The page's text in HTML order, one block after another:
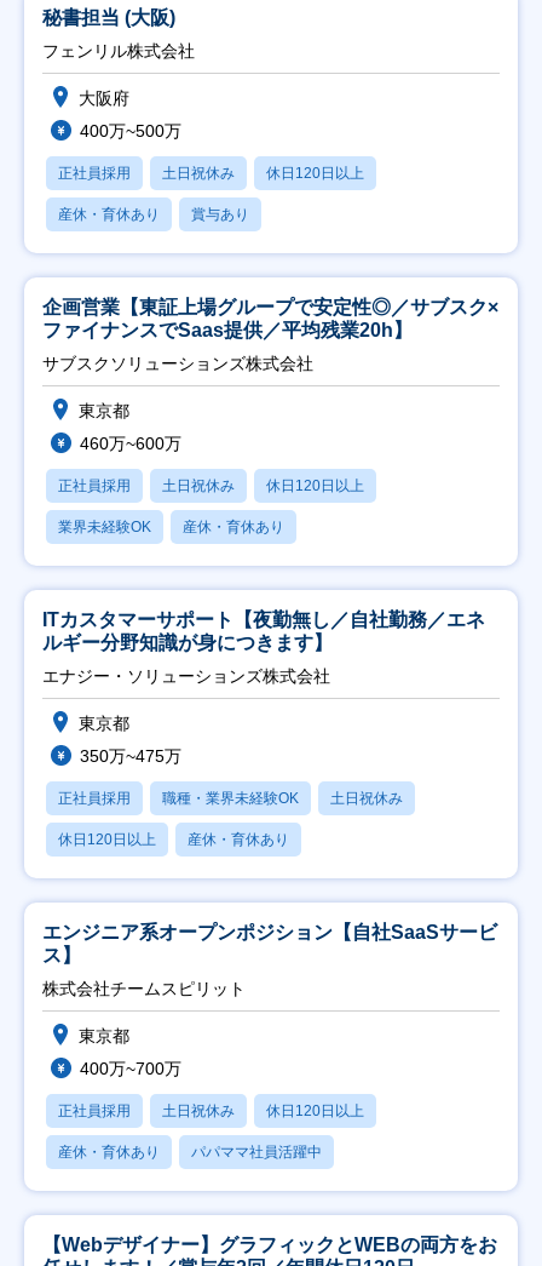
秘書担当 (大阪)
フェンリル株式会社
大阪府
400万~500万
正社員採用 土日祝休み 休日120日以上
産休・育休あり 賞与あり
企画営業【東証上場グループで安定性◎／サブスク×
ファイナンスでSaas提供／平均残業20h】
サブスクソリューションズ株式会社
東京都
460万~600万
正社員採用 土日祝休み 休日120日以上
業界未経験OK 産休・育休あり
ITカスタマーサポート【夜勤無し／自社勤務／エネ
ルギー分野知識が身につきます】
エナジー・ソリューションズ株式会社
東京都
350万~475万
正社員採用 職種・業界未経験OK 土日祝休み
休日120日以上 産休・育休あり
エンジニア系オープンポジション【自社SaaSサービ
ス】
株式会社チームスピリット
東京都
400万~700万
正社員採用 土日祝休み 休日120日以上
産休・育休あり パパママ社員活躍中
【Webデザイナー】グラフィックとWEBの両方をお